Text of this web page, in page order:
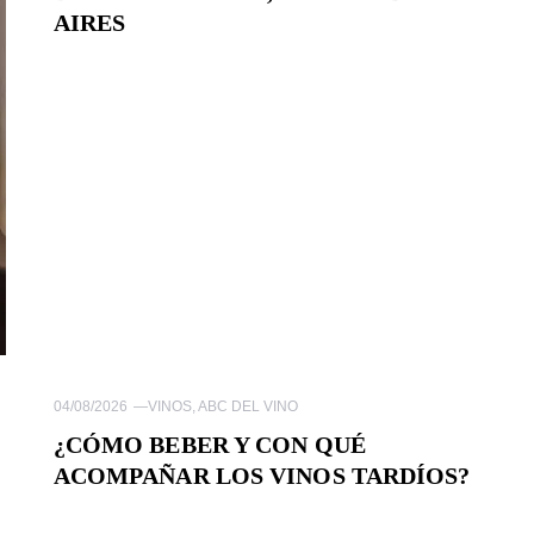
AIRES
04/08/2026 —VINOS, ABC DEL VINO
¿CÓMO BEBER Y CON QUÉ
ACOMPAÑAR LOS VINOS TARDÍOS?